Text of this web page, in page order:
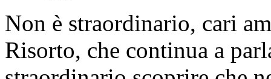
Non è straordinario, cari
Risorto, che continua a